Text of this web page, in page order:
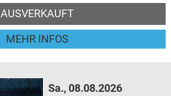
AUSVERKAUFT
MEHR INFOS
Sa., 08.08.2026